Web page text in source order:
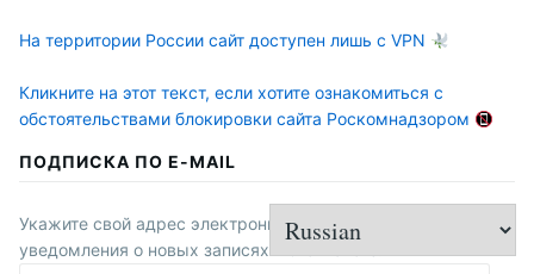
На территории России сайт доступен лишь с VPN
Кликните на этот текст, если хотите ознакомиться с
обстоятельствами блокировки сайта Роскомнадзором
ПОДПИСКА ПО E-MAIL
Укажите свой адрес электронной почты, чтобы получать
уведомления о новых записях в этом блоге.